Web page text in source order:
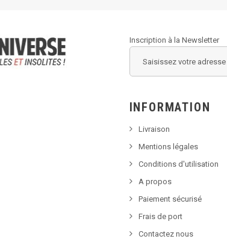
Inscription à la Newsletter
INFORMATION
Livraison
Mentions légales
Conditions d'utilisation
A propos
Paiement sécurisé
Frais de port
Contactez nous